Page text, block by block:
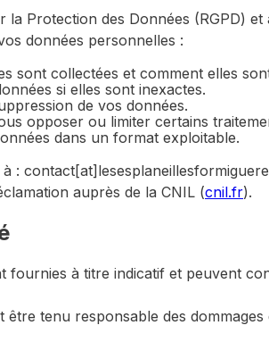
la Protection des Données (RGPD)
données personnelles :
sont collectées et comment elles
si elles sont inexactes.
de vos données.
opposer ou limiter certains
dans un format exploitable.
: contact[at]
auprès de la CNIL (cnil.fr).
fournies à titre indicatif et peuvent
tenu responsable des